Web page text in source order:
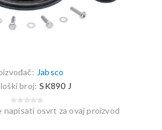
Jabsco
broj: SK890 J
napisati osvrt za ovaj proizvod